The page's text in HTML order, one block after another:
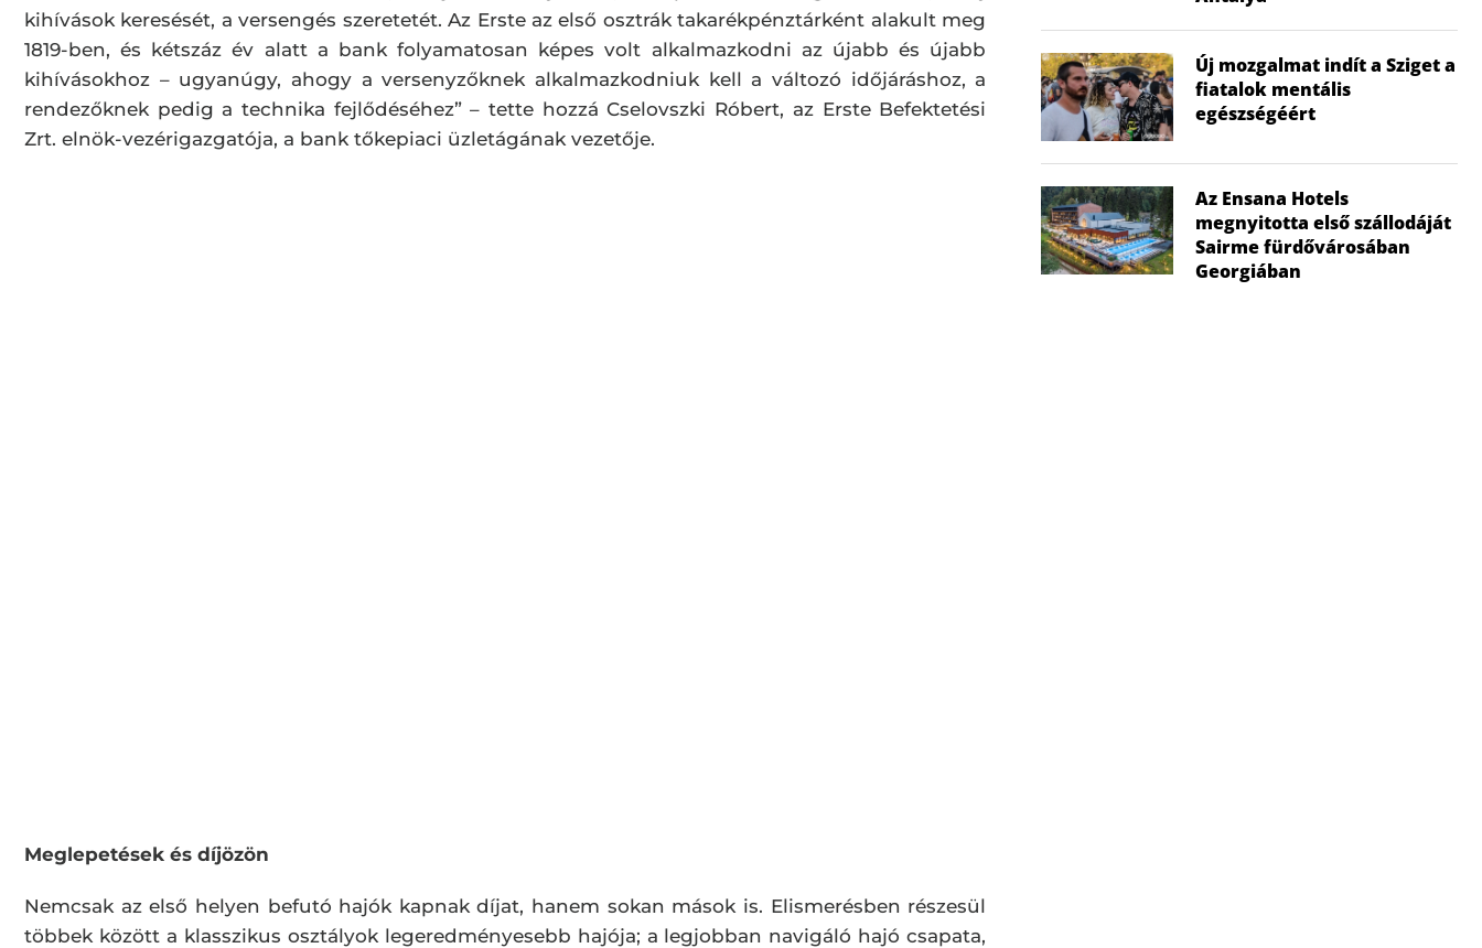
kihívások keresését, a versengés szeretetét. Az Erste az első osztrák takarékpénztárként alakult meg
1819-ben, és kétszáz év alatt a bank folyamatosan képes volt alkalmazkodni az újabb és újabb
kihívásokhoz – ugyanúgy, ahogy a versenyzőknek alkalmazkodniuk kell a változó időjáráshoz, a
rendezőknek pedig a technika fejlődéséhez” – tette hozzá Cselovszki Róbert, az Erste Befektetési
Zrt. elnök-vezérigazgatója, a bank tőkepiaci üzletágának vezetője.
Meglepetések és díjözön
Nemcsak az első helyen befutó hajók kapnak díjat, hanem sokan mások is. Elismerésben részesül
többek között a klasszikus osztályok legeredményesebb hajója; a legjobban navigáló hajó csapata,
Új mozgalmat indít a Sziget a
fiatalok mentális
egészségéért
Az Ensana Hotels
megnyitotta első szállodáját
Sairme fürdővárosában
Georgiában